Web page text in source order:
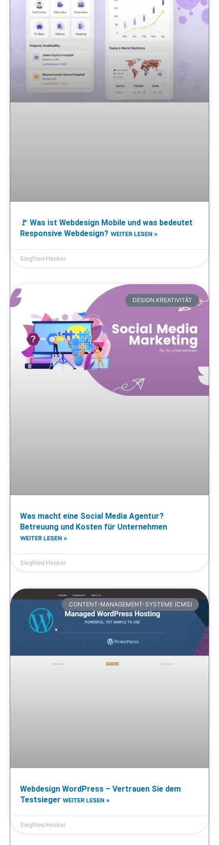
🚩 Was ist Webdesign Mobile und was bedeutet
Responsive Webdesign? WEITER LESEN »
Siegfried Hesker
DESIGN KREATIVITÄT
Was macht eine Social Media Agentur?
Betreuung und Kosten für Unternehmen
WEITER LESEN »
Siegfried Hesker
CONTENT-MANAGEMENT-SYSTEME (CMS)
Webdesign WordPress – Vertrauen Sie dem
Testsieger WEITER LESEN »
Siegfried Hesker